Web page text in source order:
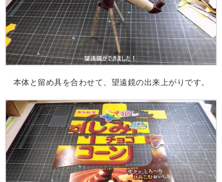
本体と留め具を合わせて、望遠鏡の出来上がりです。